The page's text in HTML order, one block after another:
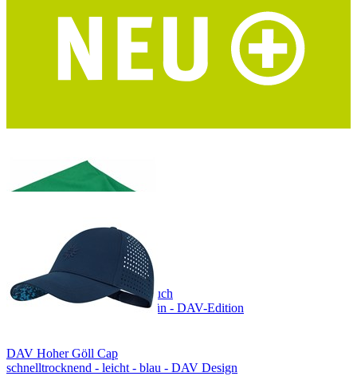
I LIKE PAPER Notizbuch A6 Alpenvereinskarten
DIN A6 - Upcycling - DAV Mapcycling Collection
COCOON Mikrofaser Handtuch
Größe L - ultraleicht - waldgrün - DAV-Edition
DAV Hoher Göll Cap
schnelltrocknend - leicht - blau - DAV Design